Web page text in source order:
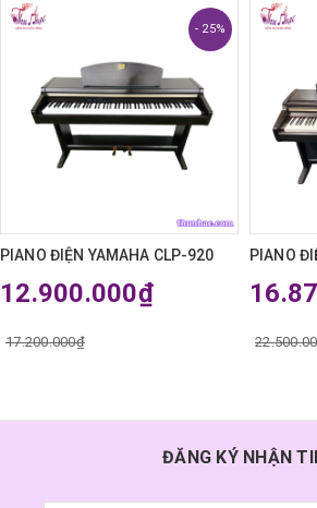
- 25%
PIANO ĐIỆN YAMAHA CLP-920
12.900.000₫
17.200.000₫
PIANO
ĐĂNG KÝ NHẬN